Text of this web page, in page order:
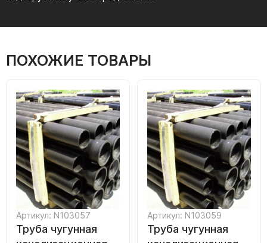
ПОХОЖИЕ ТОВАРЫ
Артикул: N103057
Труба чугунная
Артикул: N103059
Труба чугунная